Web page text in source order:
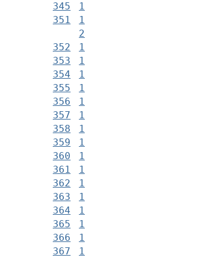
345
1
351
1
2
352
1
353
1
354
1
355
1
356
1
357
1
358
1
359
1
360
1
361
1
362
1
363
1
364
1
365
1
366
1
367
1